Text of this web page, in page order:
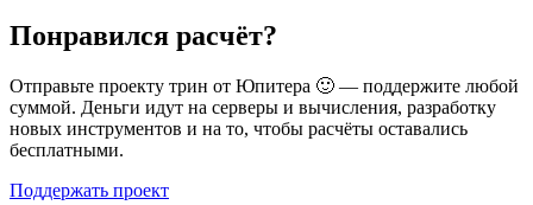
Понравился расчёт?
Отправьте проекту трин от Юпитера 🙂 — поддержите любой
суммой. Деньги идут на серверы и вычисления, разработку
новых инструментов и на то, чтобы расчёты оставались
бесплатными.
Поддержать проект